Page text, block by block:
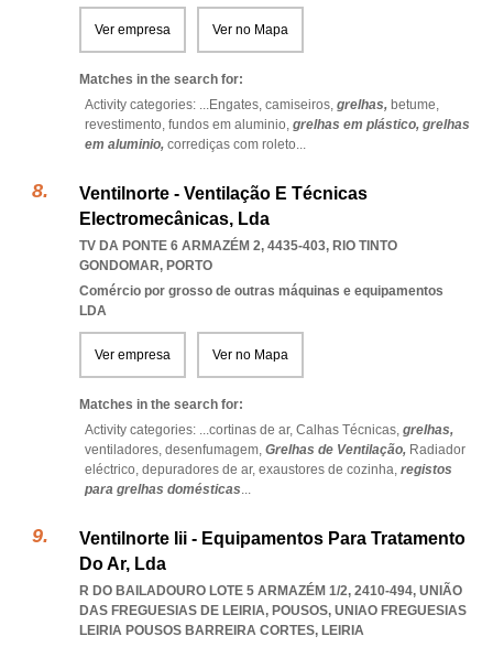
Ver empresa Ver no Mapa
Matches in the search for:
Activity categories: ...Engates, camiseiros, grelhas, betume,
revestimento, fundos em aluminio, grelhas em plástico, grelhas
em aluminio, corrediças com roleto...
Ventilnorte - Ventilação E Técnicas
Electromecânicas, Lda
TV DA PONTE 6 ARMAZÉM 2, 4435-403, RIO TINTO
GONDOMAR, PORTO
Comércio por grosso de outras máquinas e equipamentos
LDA
Ver empresa Ver no Mapa
Matches in the search for:
Activity categories: ...cortinas de ar, Calhas Técnicas, grelhas,
ventiladores, desenfumagem, Grelhas de Ventilação, Radiador
eléctrico, depuradores de ar, exaustores de cozinha, registos
para grelhas domésticas...
Ventilnorte Iii - Equipamentos Para Tratamento
Do Ar, Lda
R DO BAILADOURO LOTE 5 ARMAZÉM 1/2, 2410-494, UNIÃO
DAS FREGUESIAS DE LEIRIA, POUSOS, UNIAO FREGUESIAS
LEIRIA POUSOS BARREIRA CORTES, LEIRIA